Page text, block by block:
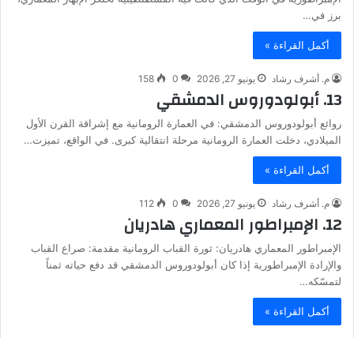
برز في…
أكمل القراءة »
م. أشرف رشاد يونيو 27, 2026 0
158
13. أبولودوروس الدمشقي
روائع أبولودوروس الدمشقي: في العمارة الرومانية مع إشراقة القرن الأول
الميلادي، دخلت العمارة الرومانية مرحلة انتقالية كبرى. في الواقع، تميزت…
أكمل القراءة »
م. أشرف رشاد يونيو 27, 2026 0
112
12. الإمبراطور المعماري هادريان
الإمبراطور المعماري هادريان: ثورة القباب الرومانية مقدمة: صراع القباب
والإرادة الإمبراطورية إذا كان أبولودوروس الدمشقي قد دفع حياته ثمناً
لتمسّكه…
أكمل القراءة »